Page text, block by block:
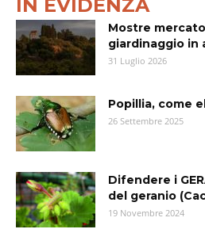
IN EVIDENZA
Mostre
giardinaggio in
31 Luglio 2026
Popillia, come
26 Settembre 2025
Difendere i
del geranio
19 Novembre 2024